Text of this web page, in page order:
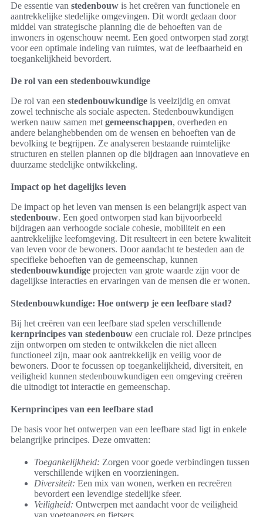
De essentie van stedenbouw is het creëren van functionele en
aantrekkelijke stedelijke omgevingen. Dit wordt gedaan door
middel van strategische planning die de behoeften van de
inwoners in ogenschouw neemt. Een goed ontworpen stad zorgt
voor een optimale indeling van ruimtes, wat de leefbaarheid en
toegankelijkheid bevordert.
De rol van een stedenbouwkundige
De rol van een stedenbouwkundige is veelzijdig en omvat
zowel technische als sociale aspecten. Stedenbouwkundigen
werken nauw samen met gemeenschappen, overheden en
andere belanghebbenden om de wensen en behoeften van de
bevolking te begrijpen. Ze analyseren bestaande ruimtelijke
structuren en stellen plannen op die bijdragen aan innovatieve en
duurzame stedelijke ontwikkeling.
Impact op het dagelijks leven
De impact op het leven van mensen is een belangrijk aspect van
stedenbouw. Een goed ontworpen stad kan bijvoorbeeld
bijdragen aan verhoogde sociale cohesie, mobiliteit en een
aantrekkelijke leefomgeving. Dit resulteert in een betere kwaliteit
van leven voor de bewoners. Door aandacht te besteden aan de
specifieke behoeften van de gemeenschap, kunnen
stedenbouwkundige projecten van grote waarde zijn voor de
dagelijkse interacties en ervaringen van de mensen die er wonen.
Stedenbouwkundige: Hoe ontwerp je een leefbare stad?
Bij het creëren van een leefbare stad spelen verschillende
kernprincipes van stedenbouw een cruciale rol. Deze principes
zijn ontworpen om steden te ontwikkelen die niet alleen
functioneel zijn, maar ook aantrekkelijk en veilig voor de
bewoners. Door te focussen op toegankelijkheid, diversiteit, en
veiligheid kunnen stedenbouwkundigen een omgeving creëren
die uitnodigt tot interactie en gemeenschap.
Kernprincipes van een leefbare stad
De basis voor het ontwerpen van een leefbare stad ligt in enkele
belangrijke principes. Deze omvatten:
Toegankelijkheid: Zorgen voor goede verbindingen tussen
verschillende wijken en voorzieningen.
Diversiteit: Een mix van wonen, werken en recreëren
bevordert een levendige stedelijke sfeer.
Veiligheid: Ontwerpen met aandacht voor de veiligheid